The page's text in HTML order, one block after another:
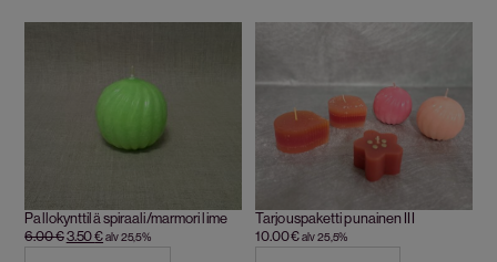
Pallokynttilä spiraali/marmori lime
6.00€3.50€alv 25,5%
Tarjouspaketti punainen III
10.00€alv 25,5%